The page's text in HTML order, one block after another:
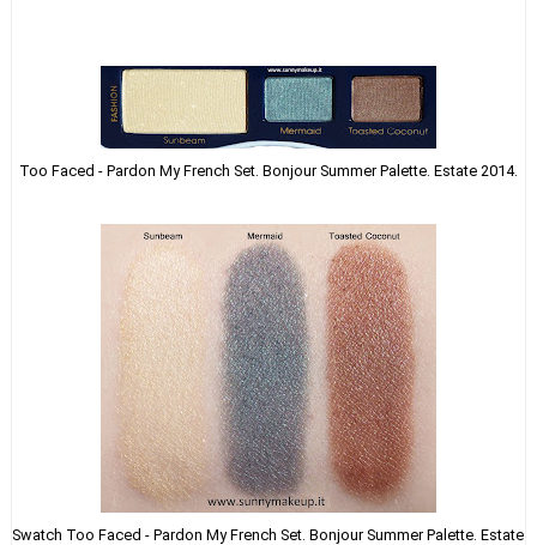
Too Faced - Pardon My French Set. Bonjour Summer Palette. Estate 2014.
Swatch Too Faced - Pardon My French Set. Bonjour Summer Palette. Estate